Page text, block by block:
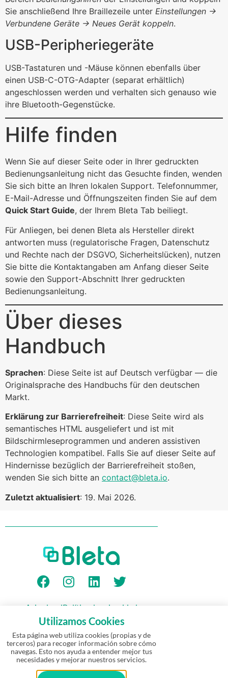
Sie anschließend Ihre Braillezeile unter Einstellungen →
Verbundene Geräte → Neues Gerät koppeln.
USB-Peripheriegeräte
USB-Tastaturen und -Mäuse können ebenfalls über
einen USB-C-OTG-Adapter (separat erhältlich)
angeschlossen werden und verhalten sich genauso wie
ihre Bluetooth-Gegenstücke.
Hilfe finden
Wenn Sie auf dieser Seite oder in Ihrer gedruckten
Bedienungsanleitung nicht das Gesuchte finden, wenden
Sie sich bitte an Ihren lokalen Support. Telefonnummer,
E-Mail-Adresse und Öffnungszeiten finden Sie auf dem
Quick Start Guide, der Ihrem Bleta Tab beiliegt.
Für Anliegen, bei denen Bleta als Hersteller direkt
antworten muss (regulatorische Fragen, Datenschutz
und Rechte nach der DSGVO, Sicherheitslücken), nutzen
Sie bitte die Kontaktangaben am Anfang dieser Seite
sowie den Support-Abschnitt Ihrer gedruckten
Bedienungsanleitung.
Über dieses
Handbuch
Sprachen: Diese Seite ist auf Deutsch verfügbar — die
Originalsprache des Handbuchs für den deutschen
Markt.
Erklärung zur Barrierefreiheit: Diese Seite wird als
semantisches HTML ausgeliefert und ist mit
Bildschirmleseprogrammen und anderen assistiven
Technologien kompatibel. Falls Sie auf dieser Seite auf
Hindernisse bezüglich der Barrierefreiheit stoßen,
wenden Sie sich bitte an contact@bleta.io.
Zuletzt aktualisiert: 19. Mai 2026.
Aviso legalPolítica de privacidad
Política de CookiesGarantía
Política de devolución y reembolso
© Bleta 2026 – Todos los derechos
reservados | Empresa emergente·Un
proyecto de los creadores deeways
Utilizamos Cookies
Esta página web utiliza cookies (propias y de
terceros) para recoger información sobre cómo
navegas. Esto nos ayuda a entender mejor tus
necesidades y mejorar nuestros servicios.